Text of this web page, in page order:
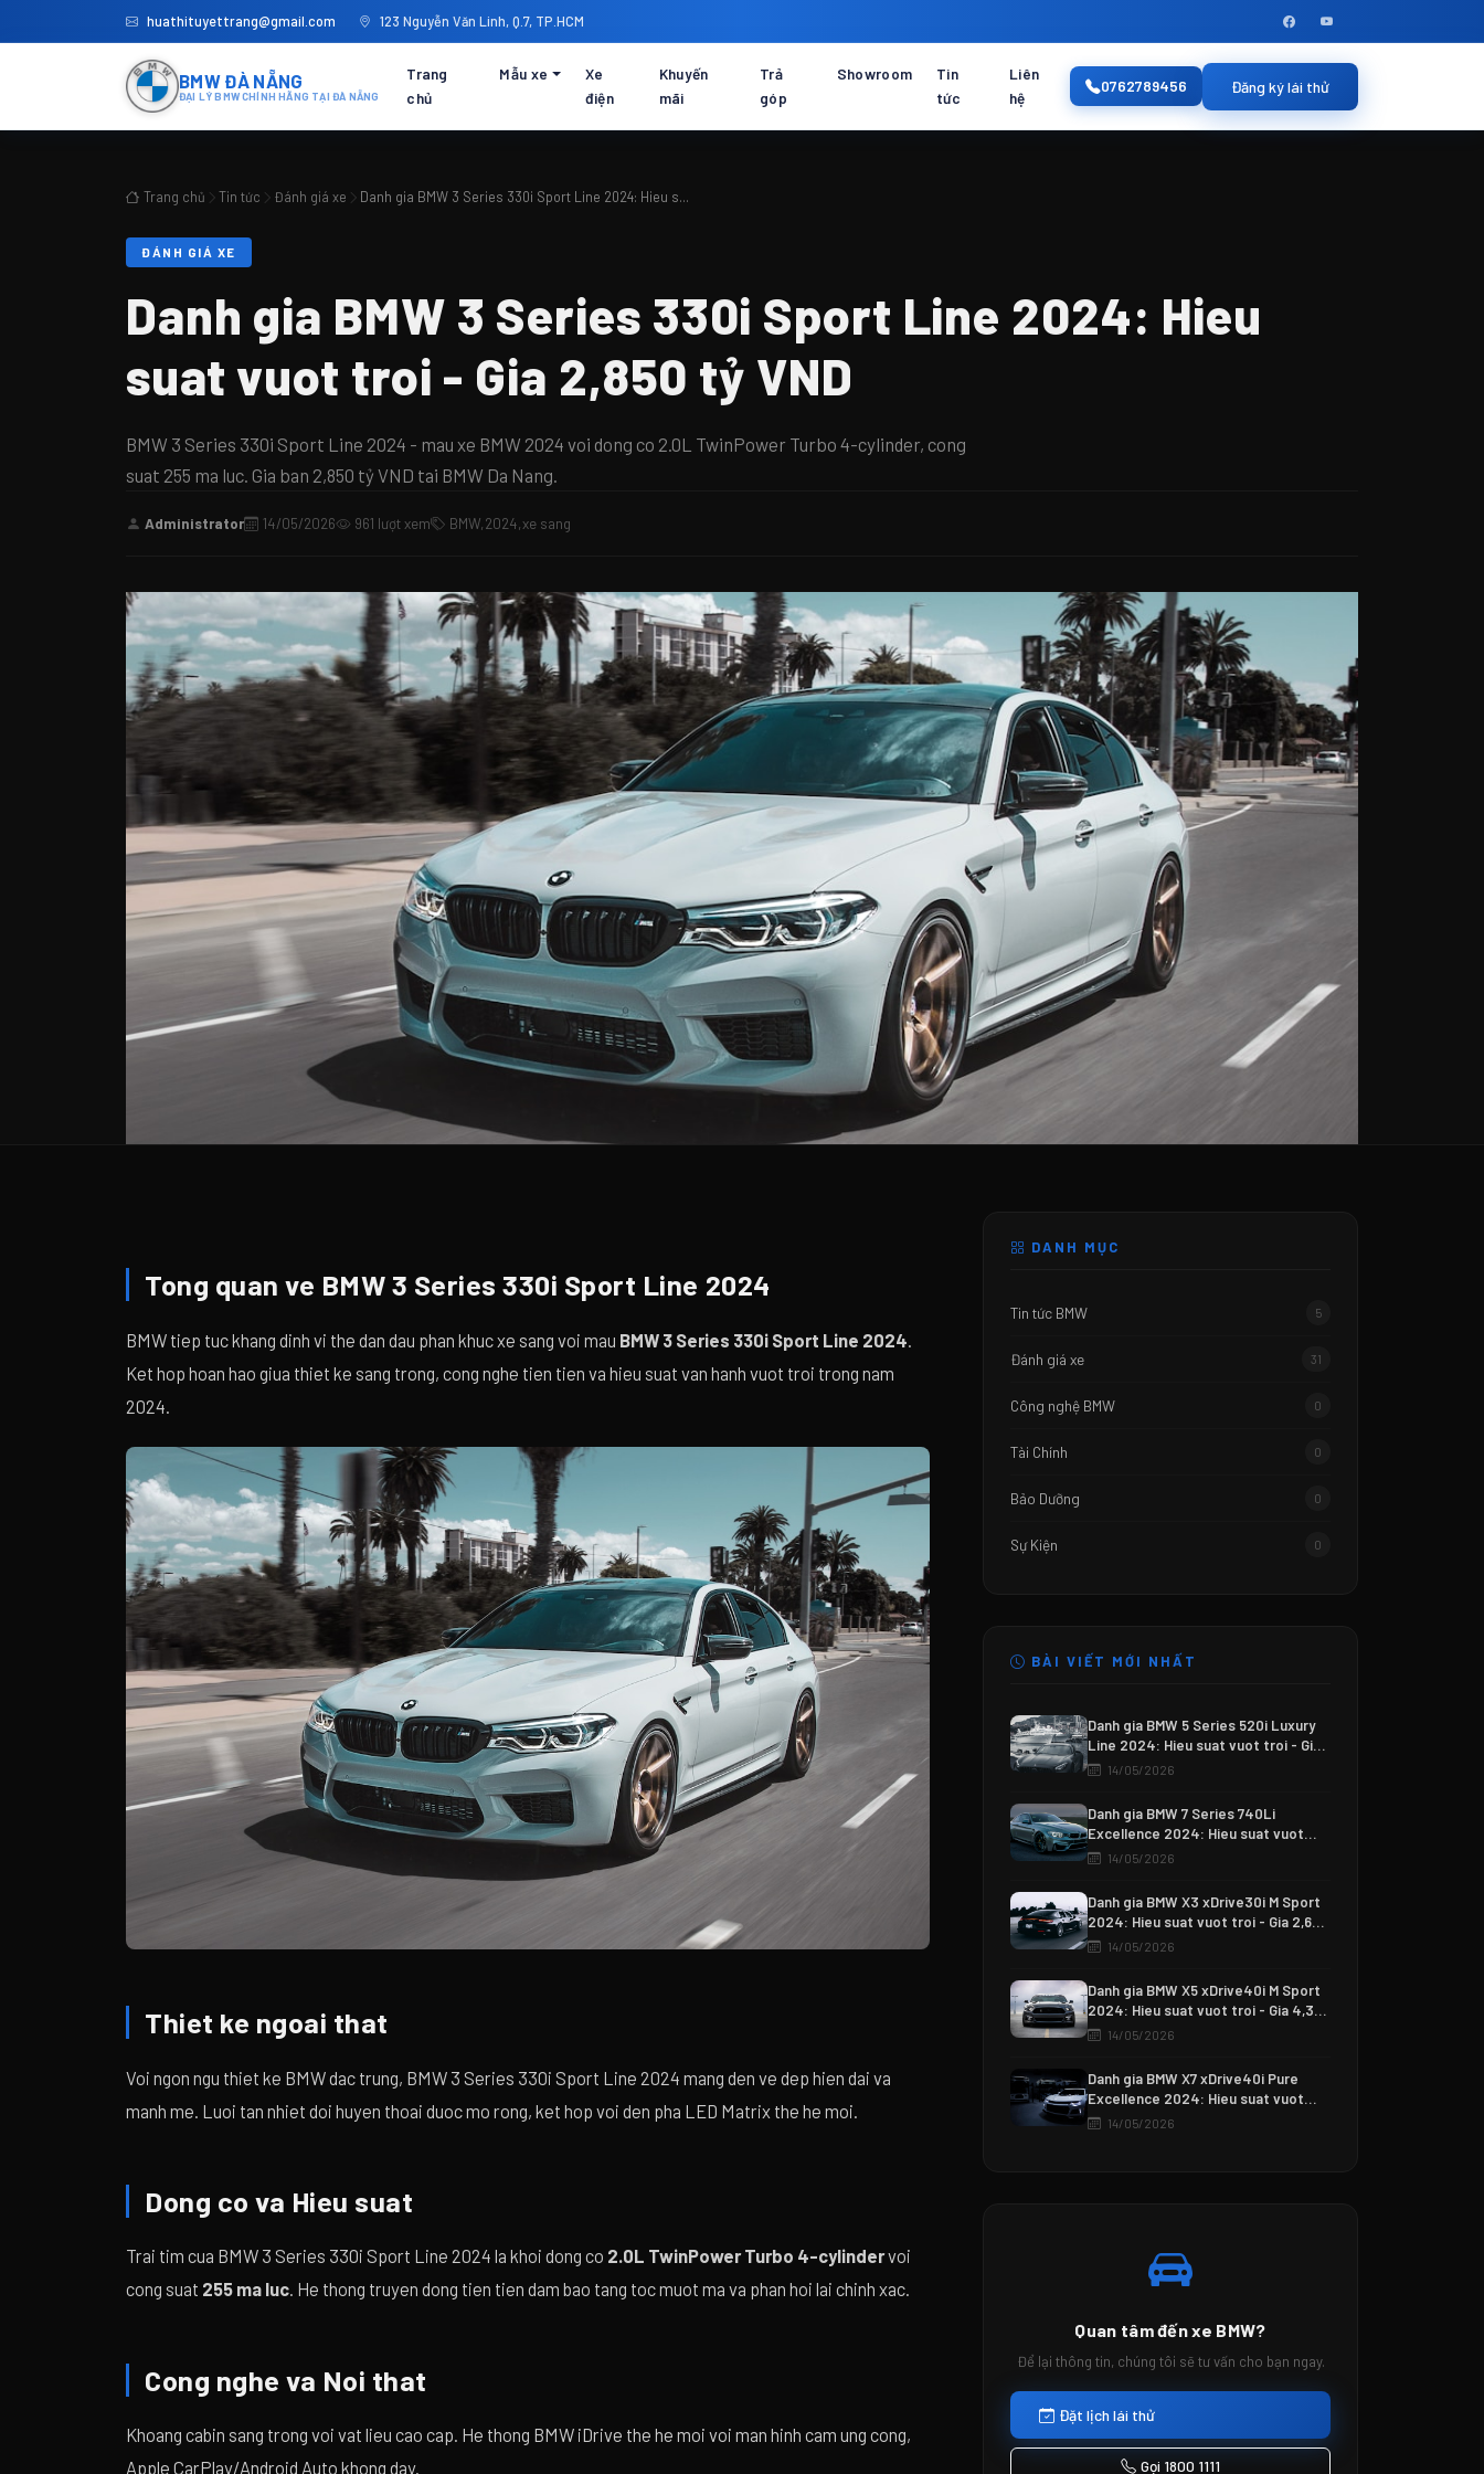
huathituyettrang@gmail.com 123 Nguyễn Văn Linh, Q.7, TP.HCM
BMW ĐÀ NẴNG
ĐẠI LÝ BMW CHÍNH HÃNG TẠI ĐÀ NẴNG
Trang
chủ
Mẫu xe
Xe
điện
Khuyến
mãi
Trả
góp
Showroom
Tin
tức
Liên
hệ
0762789456 Đăng ký lái thử
Trang chủ Tin tức Đánh giá xe Danh gia BMW 3 Series 330i Sport Line 2024: Hieu s...
ĐÁNH GIÁ XE
Danh gia BMW 3 Series 330i Sport Line 2024: Hieu
suat vuot troi - Gia 2,850 tỷ VND
BMW 3 Series 330i Sport Line 2024 - mau xe BMW 2024 voi dong co 2.0L TwinPower Turbo 4-cylinder, cong
suat 255 ma luc. Gia ban 2,850 tỷ VND tai BMW Da Nang.
Administrator 14/05/2026 961 lượt xem BMW,2024,xe sang
Tong quan ve BMW 3 Series 330i Sport Line 2024
BMW tiep tuc khang dinh vi the dan dau phan khuc xe sang voi mau BMW 3 Series 330i Sport Line 2024
Ket hop hoan hao giua thiet ke sang trong, cong nghe tien tien va hieu suat van hanh vuot troi trong nam
2024.
Thiet ke ngoai that
Voi ngon ngu thiet ke BMW dac trung, BMW 3 Series 330i Sport Line 2024 mang den ve dep hien dai va
manh me. Luoi tan nhiet doi huyen thoai duoc mo rong, ket hop voi den pha LED Matrix the he moi.
Dong co va Hieu suat
Trai tim cua BMW 3 Series 330i Sport Line 2024 la khoi dong co 2.0L TwinPower Turbo 4-cylindervoi
cong suat 255 ma luc. He thong truyen dong tien tien dam bao tang toc muot ma va phan hoi lai chinh xac.
Cong nghe va Noi that
Khoang cabin sang trong voi vat lieu cao cap. He thong BMW iDrive the he moi voi man hinh cam ung cong,
Apple CarPlay/Android Auto khong day.
DANH MỤC
Tin tức BMW 5
Đánh giá xe 31
Công nghệ BMW 0
Tài Chính 0
Bảo Dưỡng 0
Sự Kiện 0
BÀI VIẾT MỚI NHẤT
Danh gia BMW 5 Series 520i Luxury
Line 2024: Hieu suat vuot troi - Gia
3,250 tỷ VND
14/05/2026
Danh gia BMW 7 Series 740Li
Excellence 2024: Hieu suat vuot
troi - Gia 7,200 tỷ VND
14/05/2026
Danh gia BMW X3 xDrive30i M Sport
2024: Hieu suat vuot troi - Gia 2,600
tỷ VND14/05/2026
Danh gia BMW X5 xDrive40i M Sport
2024: Hieu suat vuot troi - Gia 4,350
tỷ VND14/05/2026
Danh gia BMW X7 xDrive40i Pure
Excellence 2024: Hieu suat vuot
troi - Gia 7,800 tỷ VND
14/05/2026
Quan tâm đến xe BMW?
Để lại thông tin, chúng tôi sẽ tư vấn cho bạn ngay.
Đặt lịch lái thử
Gọi 1800 1111